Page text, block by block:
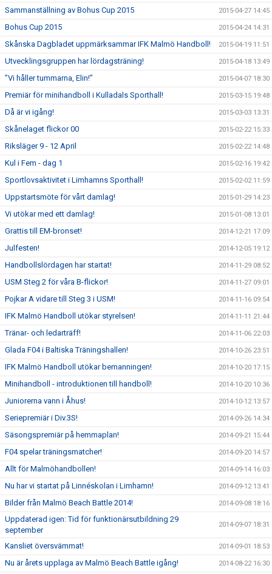
Sammanställning av Bohus Cup 2015 2015-04-27 14:45
Bohus Cup 2015 2015-04-24 14:31
Skånska Dagbladet uppmärksammar IFK Malmö Handboll! 2015-04-19 11:51
Utvecklingsgruppen har lördagsträning! 2015-04-18 13:49
”Vi håller tummarna, Elin!” 2015-04-07 18:30
Premiär för minihandboll i Kulladals Sporthall! 2015-03-15 19:48
Då är vi igång! 2015-03-03 13:31
Skånelaget flickor 00 2015-02-22 15:33
Riksläger 9 - 12 April 2015-02-22 14:48
Kul i Fem - dag 1 2015-02-16 19:42
Sportlovsaktivitet i Limhamns Sporthall! 2015-02-02 11:59
Uppstartsmöte för vårt damlag! 2015-01-29 14:23
Vi utökar med ett damlag! 2015-01-08 13:01
Grattis till EM-bronset! 2014-12-21 17:09
Julfesten! 2014-12-05 19:12
Handbollslördagen har startat! 2014-11-29 08:52
USM Steg 2 för våra B-flickor! 2014-11-27 09:01
Pojkar A vidare till Steg 3 i USM! 2014-11-16 09:54
IFK Malmö Handboll utökar styrelsen! 2014-11-11 21:44
Tränar- och ledarträff! 2014-11-06 22:03
Glada F04 i Baltiska Träningshallen! 2014-10-26 23:51
IFK Malmö Handboll utökar bemanningen! 2014-10-20 17:15
Minihandboll - introduktionen till handboll! 2014-10-20 10:36
Juniorerna vann i Åhus! 2014-10-12 13:57
Seriepremiär i Div.3S! 2014-09-26 14:34
Säsongspremiär på hemmaplan! 2014-09-21 15:44
F04 spelar träningsmatcher! 2014-09-20 14:57
Allt för Malmöhandbollen! 2014-09-14 16:03
Nu har vi startat på Linnéskolan i Limhamn! 2014-09-12 13:41
Bilder från Malmö Beach Battle 2014! 2014-09-08 18:16
Uppdaterad igen: Tid för funktionärsutbildning 29
september
2014-09-07 18:31
Kansliet översvämmat! 2014-09-01 18:53
Nu är årets upplaga av Malmö Beach Battle igång! 2014-08-22 16:30